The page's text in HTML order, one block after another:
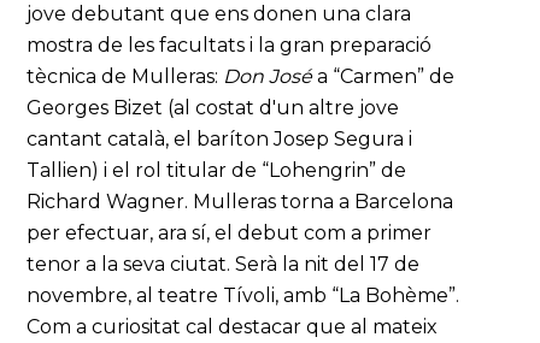
jove debutant que ens donen una clara
mostra de les facultats i la gran preparació
tècnica de Mulleras: Don Joséa “Carmen” de
Georges Bizet (al costat d'un altre jove
cantant català, el baríton Josep Segura i
Tallien) i el rol titular de “Lohengrin” de
Richard Wagner. Mulleras torna a Barcelona
per efectuar, ara sí, el debut com a primer
tenor a la seva ciutat. Serà la nit del 17 de
novembre, al teatre Tívoli, amb “La Bohème”.
Com a curiositat cal destacar que al mateix